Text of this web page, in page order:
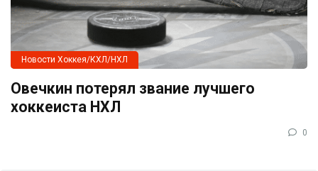
Новости Хоккея/КХЛ/НХЛ
Овечкин потерял звание лучшего
хоккеиста НХЛ
0